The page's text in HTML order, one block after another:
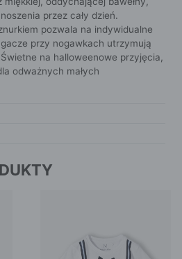
przez cały dzień.
pozwala na indywidualne
przy nogawkach utrzymują
na halloweenowe przyjęcia,
odważnych małych